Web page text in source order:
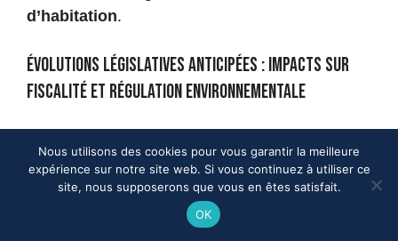
d’habitation.
Évolutions législatives anticipées : impacts sur
fiscalité et régulation environnementale
Les tendances observées depuis 2024 montrent
une volonté de mieux encadrer l’hébergement
touristique. L’objectif est double : soutenir les
territoires qui vivent du tourisme, tout en limitant
Nous utilisons des cookies pour vous garantir la meilleure
expérience sur notre site web. Si vous continuez à utiliser ce
site, nous supposerons que vous en êtes satisfait.
OK